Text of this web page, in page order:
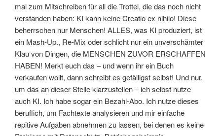
mal zum Mitschreiben für all die Trottel, die das noch nicht
verstanden haben: KI kann keine Creatio ex nihilo! Diese
beherrschen nur Menschen! ALLES, was KI produziert, ist
ein Mash-Up., Re-Mix oder schlicht nur ein unverschämter
Klau von Dingen, die MENSCHEN ZUVOR ERSCHAFFEN
HABEN! Merkt euch das – und wenn ihr ein Buch
verkaufen wollt, dann schreibt es gefälligst selbst! Und nur,
um das an dieser Stelle klarzustellen – ich selbst nutze
auch KI. Ich habe sogar ein Bezahl-Abo. Ich nutze dieses
beruflich, um Fachtexte analysieren und mir einfache
repitive Aufgaben abnehmen zu lassen, bei denen es keine